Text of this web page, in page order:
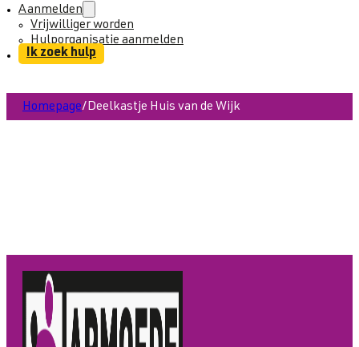
Aanmelden
Vrijwilliger worden
Hulporganisatie aanmelden
Ik zoek hulp
Homepage/Deelkastje Huis van de Wijk